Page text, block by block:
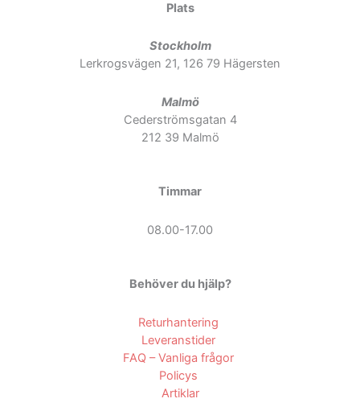
Plats
Stockholm
Lerkrogsvägen 21, 126 79 Hägersten
Malmö
Cederströmsgatan 4
212 39 Malmö
Timmar
08.00-17.00
Behöver du hjälp?
Returhantering
Leveranstider
FAQ – Vanliga frågor
Policys
Artiklar